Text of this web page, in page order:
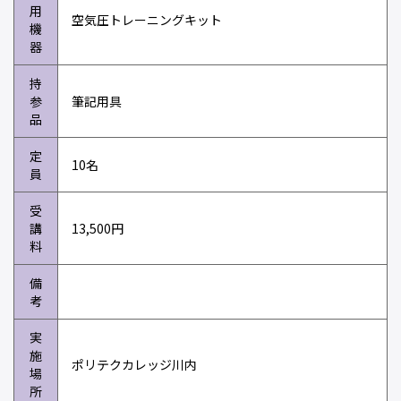
用
機
器
空気圧トレーニングキット
持
参
品
筆記用具
定
員
10名
受
講
料
13,500円
備
考
実
施
場
所
ポリテクカレッジ川内